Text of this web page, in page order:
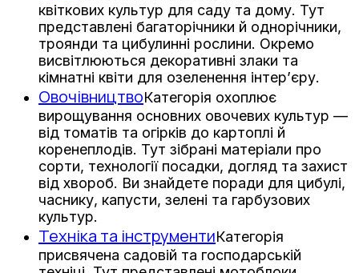
квіткових культур для саду та дому. Тут
представлені багаторічники й однорічники,
троянди та цибулинні рослини. Окремо
висвітлюються декоративні злаки та
кімнатні квіти для озеленення інтер’єру.
ОвочівництвоКатегорія охоплює
вирощування основних овочевих культур —
від томатів та огірків до картоплі й
коренеплодів. Тут зібрані матеріали про
сорти, технології посадки, догляд та захист
від хвороб. Ви знайдете поради для цибулі,
часнику, капусти, зелені та гарбузових
культур.
Техніка та інструментиКатегорія
присвячена садовій та господарській